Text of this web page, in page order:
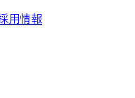
用情報